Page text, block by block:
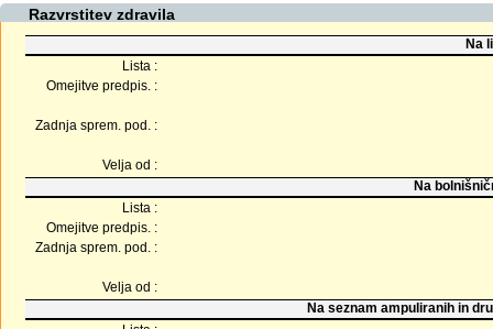
Razvrstitev zdravila
Na
Lista :
Omejitve predpis. :
Zadnja sprem. pod. :
Velja od :
Na
Lista :
Omejitve predpis. :
Zadnja sprem. pod. :
Velja od :
Na seznam ampuliranih in